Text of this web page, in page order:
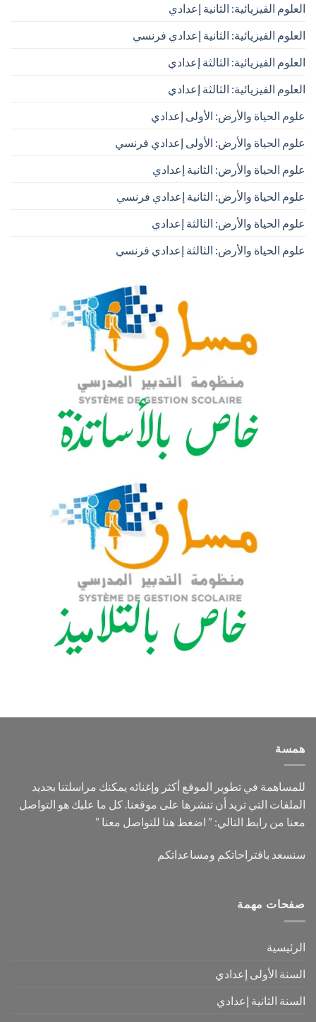
العلوم الفيزيائية: الثانية إعدادي
العلوم الفيزيائية: الثانية إعدادي فرنسي
العلوم الفيزيائية: الثالثة إعدادي
العلوم الفيزيائية: الثالثة إعدادي
علوم الحياة والأرض: الأولى إعدادي
علوم الحياة والأرض: الأولى إعدادي فرنسي
علوم الحياة والأرض: الثانية إعدادي
علوم الحياة والأرض: الثانية إعدادي فرنسي
علوم الحياة والأرض: الثالثة إعدادي
علوم الحياة والأرض: الثالثة إعدادي فرنسي
همسة
للمساهمة في تطوير الموقع أكثر وإغنائه يمكنك مراسلتنا بجديد
الملفات التي تريد أن تنشرها على موقعنا. كل ما عليك هو التواصل
معنا من رابط التالي: ” اضغط هنا للتواصل معنا ”
سنسعد باقتراحاتكم ومساعداتكم
صفحات مهمة
الرئيسية
السنة الأولى إعدادي
السنة الثانية إعدادي